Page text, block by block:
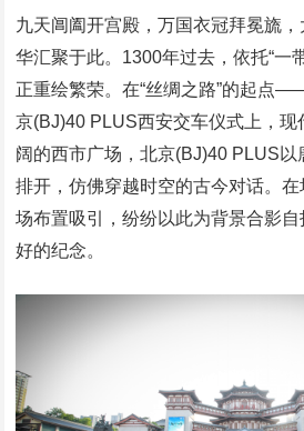
九天阊阖开宫殿，万国衣冠拜冕旒
华汇聚于此。1300年过去，依托“一
正重绘繁荣。在“丝绸之路”的起点
京(BJ)40 PLUS西安交车仪式上，
阔的西市广场，北京(BJ)40 PLUS以
排开，仿佛穿越时空的古今对话。
场布置吸引，纷纷以此为背景合影
好的纪念。